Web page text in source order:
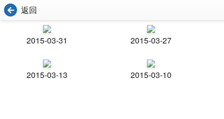
返回
2015-03-31 2015-03-27
2015-03-13 2015-03-10